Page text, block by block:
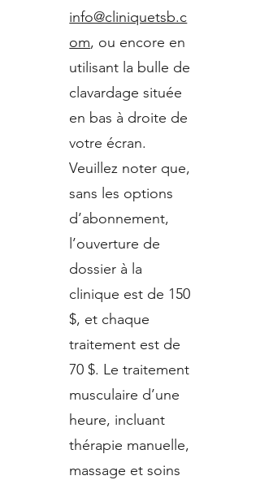
info@cliniquetsb.c
om, ou encore en
utilisant la bulle de
clavardage située
en bas à droite de
votre écran.
Veuillez noter que,
sans les options
d’abonnement,
l’ouverture de
dossier à la
clinique est de 150
$, et chaque
traitement est de
70 $. Le traitement
musculaire d’une
heure, incluant
thérapie manuelle,
massage et soins